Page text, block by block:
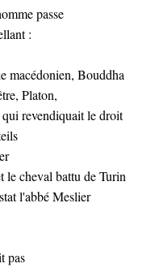
passe
:
macédonien, Bouddha
Platon,
revendiquait le droit
le cheval battu de Turin
l'abbé Meslier
pas